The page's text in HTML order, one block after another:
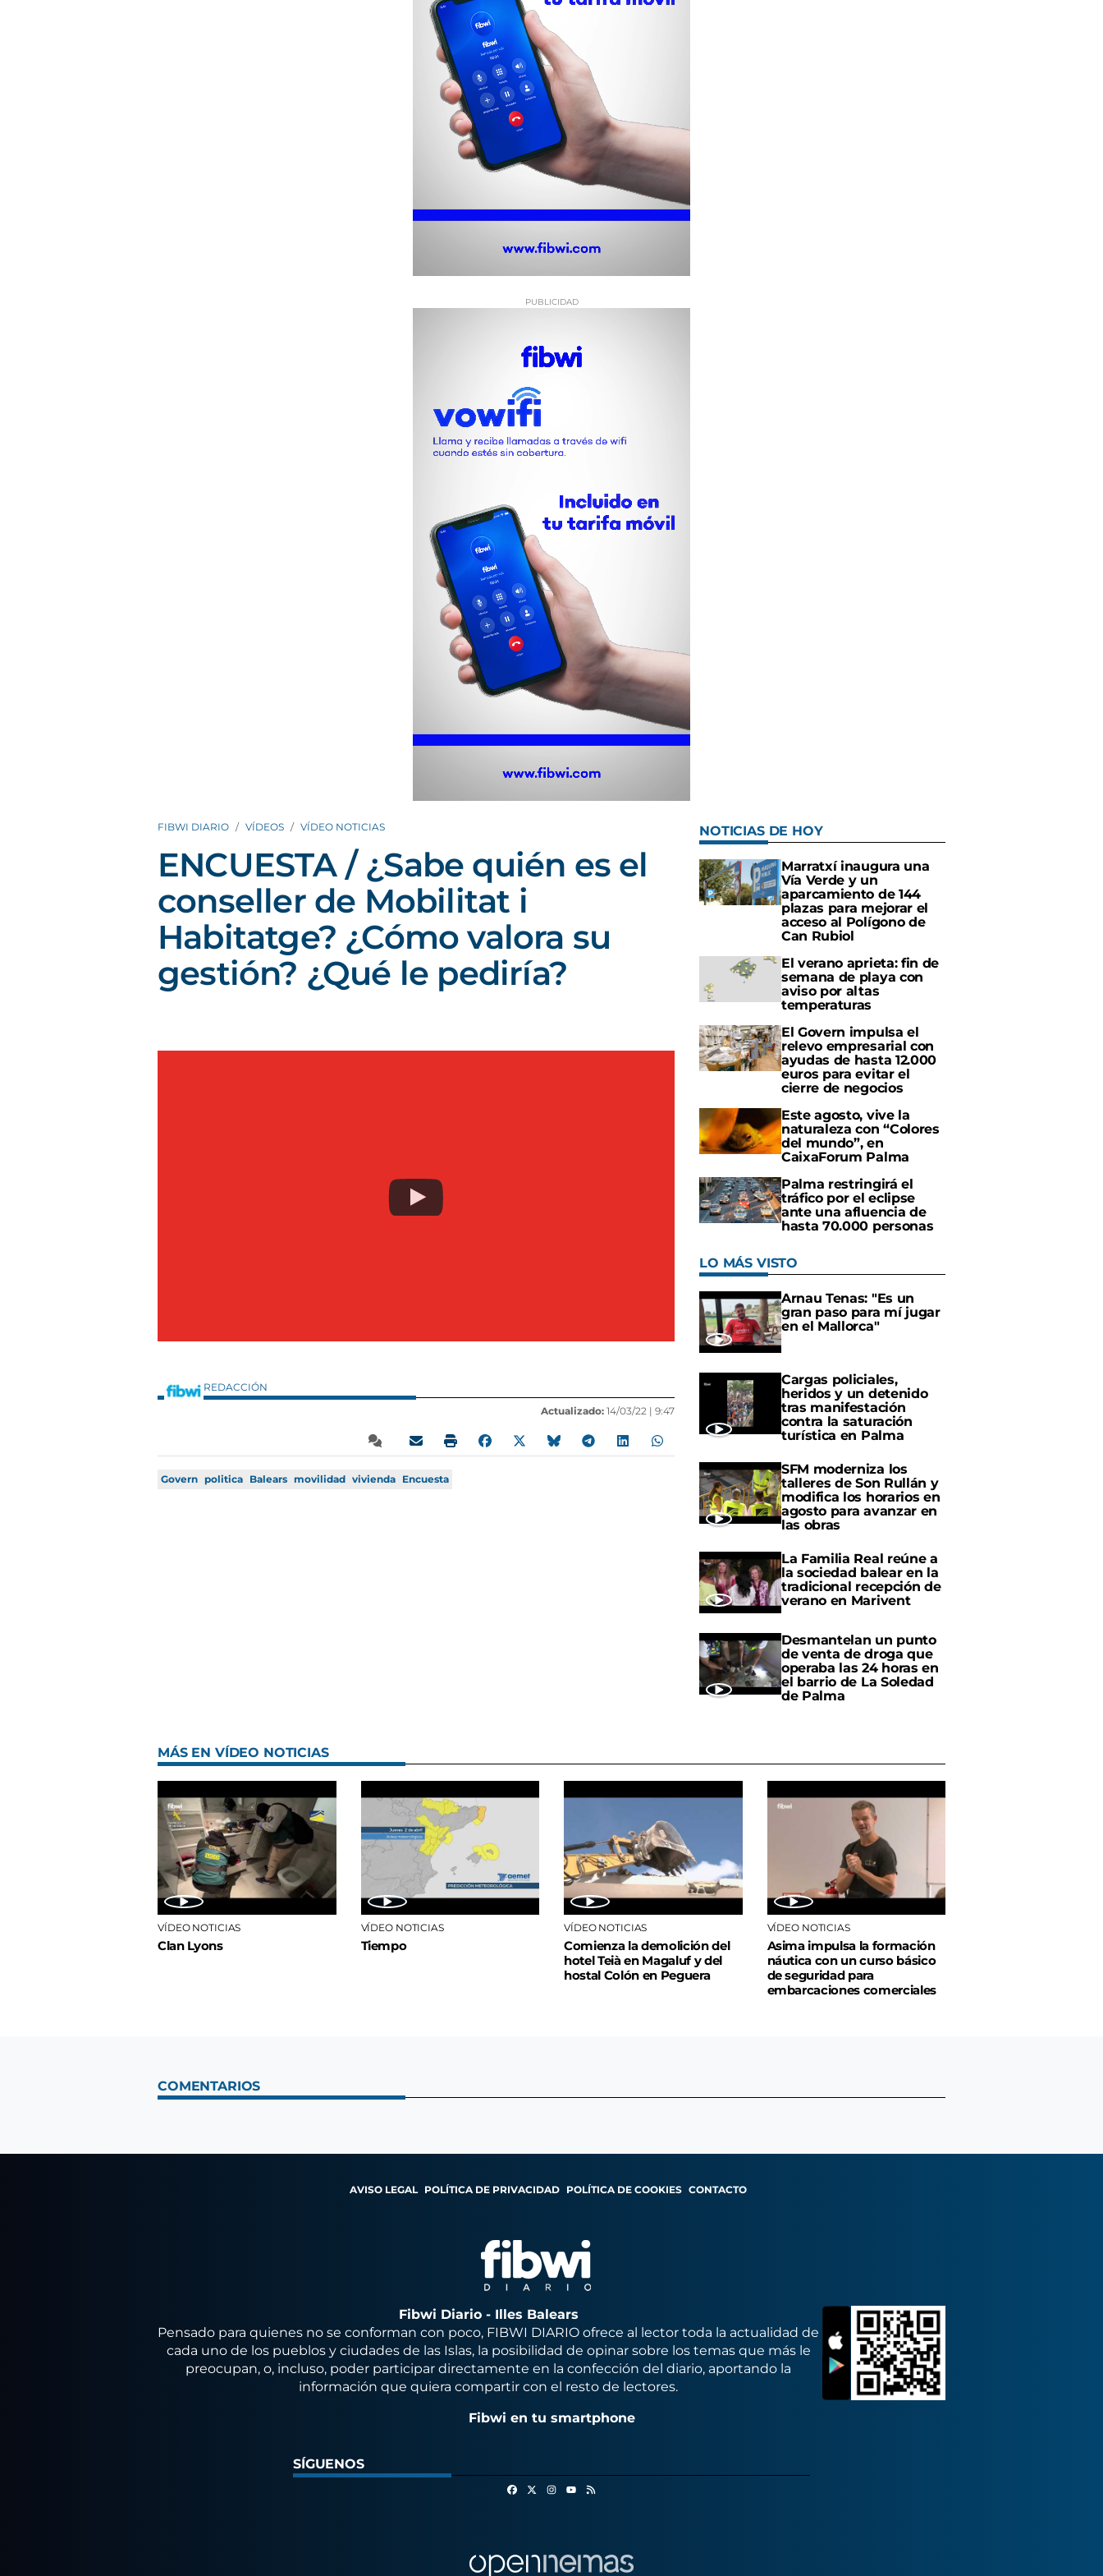
FIBWI DIARIO VÍDEOS VÍDEO NOTICIAS
ENCUESTA / ¿Sabe quién es el
conseller de Mobilitat i
Habitatge? ¿Cómo valora su
gestión? ¿Qué le pediría?
REDACCIÓN
Actualizado: 14/03/22 | 9:47
Govern politica Balears movilidad vivienda Encuesta
NOTICIAS DE HOY
Marratxí inaugura una
Vía Verde y un
aparcamiento de 144
plazas para mejorar el
acceso al Polígono de
Can Rubiol
El verano aprieta: fin de
semana de playa con
aviso por altas
temperaturas
El Govern impulsa el
relevo empresarial con
ayudas de hasta 12.000
euros para evitar el
cierre de negocios
Este agosto, vive la
naturaleza con “Colores
del mundo”, en
CaixaForum Palma
Palma restringirá el
tráfico por el eclipse
ante una afluencia de
hasta 70.000 personas
LO MÁS VISTO
Arnau Tenas: "Es un
gran paso para mí jugar
en el Mallorca"
Cargas policiales,
heridos y un detenido
tras manifestación
contra la saturación
turística en Palma
SFM moderniza los
talleres de Son Rullán y
modifica los horarios en
agosto para avanzar en
las obras
La Familia Real reúne a
la sociedad balear en la
tradicional recepción de
verano en Marivent
Desmantelan un punto
de venta de droga que
operaba las 24 horas en
el barrio de La Soledad
de Palma
MÁS EN VÍDEO NOTICIAS
VÍDEO NOTICIAS
Clan Lyons
VÍDEO NOTICIAS
Tiempo
VÍDEO NOTICIAS
Comienza la demolición del
hotel Teià en Magaluf y del
hostal Colón en Peguera
VÍDEO NOTICIAS
Asima impulsa la formación
náutica con un curso básico
de seguridad para
embarcaciones comerciales
COMENTARIOS
AVISO LEGAL POLÍTICA DE PRIVACIDAD POLÍTICA DE COOKIES CONTACTO
Fibwi Diario - Illes Balears
Pensado para quienes no se conforman con poco, FIBWI DIARIO ofrece al lector toda la actualidad de
cada uno de los pueblos y ciudades de las Islas, la posibilidad de opinar sobre los temas que más le
preocupan, o, incluso, poder participar directamente en la confección del diario, aportando la
información que quiera compartir con el resto de lectores.
Fibwi en tu smartphone
SÍGUENOS
FacebookInstagram